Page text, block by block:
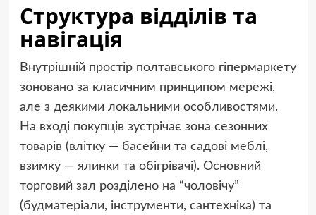
Структура відділів та
навігація
Внутрішній простір полтавського гіпермаркету
зоновано за класичним принципом мережі,
але з деякими локальними особливостями.
На вході покупців зустрічає зона сезонних
товарів (влітку — басейни та садові меблі,
взимку — ялинки та обігрівачі). Основний
торговий зал розділено на “чоловічу”
(будматеріали, інструменти, сантехніка) та